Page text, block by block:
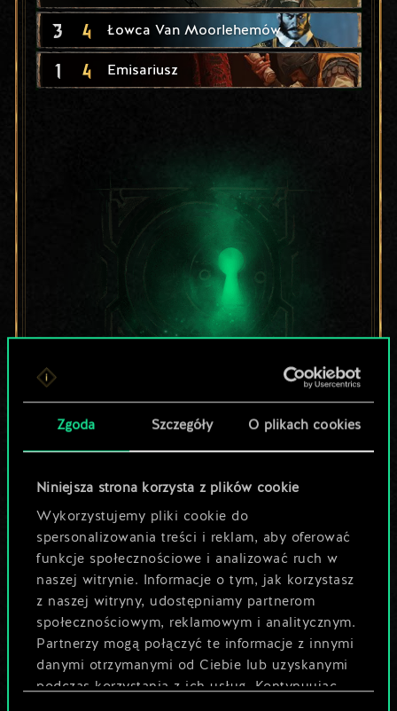
Zgoda Szczegóły O plikach cookies
Niniejsza strona korzysta z plików cookie
Wykorzystujemy pliki cookie do
spersonalizowania treści i reklam, aby oferować
funkcje społecznościowe i analizować ruch w
naszej witrynie. Informacje o tym, jak korzystasz
z naszej witryny, udostępniamy partnerom
społecznościowym, reklamowym i analitycznym.
Partnerzy mogą połączyć te informacje z innymi
danymi otrzymanymi od Ciebie lub uzyskanymi
podczas korzystania z ich usług. Kontynuując
3 4 Łowca Van Moorlehemów
1 4 Emisariusz
Lubisz grać tą talią?
Pomóż społeczności
odkryć jej
potencjał!
Nazwij talię i opisz swoją strategię
Edytuj talię